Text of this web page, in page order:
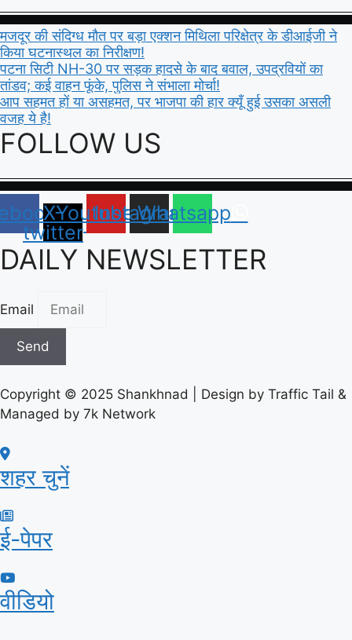
मजदूर की संदिग्ध मौत पर बड़ा एक्शन मिथिला परिक्षेत्र के डीआईजी ने
किया घटनास्थल का निरीक्षण!
पटना सिटी NH-30 पर सड़क हादसे के बाद बवाल, उपद्रवियों का
तांडव; कई वाहन फूंके, पुलिस ने संभाला मोर्चा!
आप सहमत हों या असहमत, पर भाजपा की हार क्यूँ हुई उसका असली
वजह ये है!
FOLLOW US
X-
twitter
YoutubeInstagram
Whatsapp
DAILY NEWSLETTER
Email
Send
Copyright © 2025 Shankhnad | Design by Traffic Tail &
Managed by 7k Network
शहर चुनें
ई-पेपर
वीडियो